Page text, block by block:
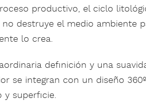
productivo, el ciclo
destruye el medio ambiente
lo crea.
definición y una
se integran con un diseño
y superficie.